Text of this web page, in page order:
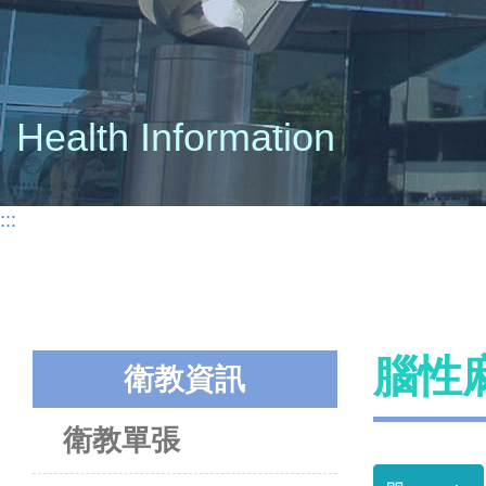
Health Information
:::
衛教資訊
衛教單張
腦性